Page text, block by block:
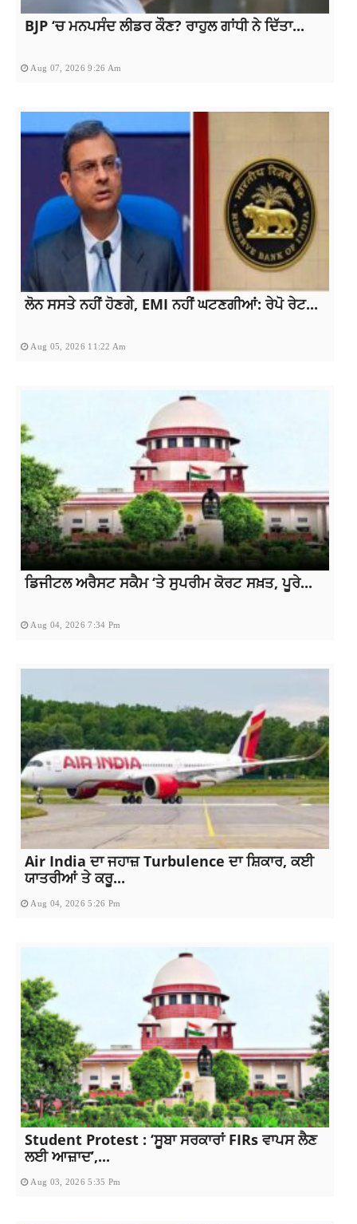
BJP ‘ਚ ਮਨਪਸੰਦ ਲੀਡਰ ਕੌਣ? ਰਾਹੁਲ ਗਾਂਧੀ ਨੇ ਦਿੱਤਾ...
Aug 07, 2026 9:26 Am
ਲੋਨ ਸਸਤੇ ਨਹੀਂ ਹੋਣਗੇ, EMI ਨਹੀਂ ਘਟਣਗੀਆਂ: ਰੇਪੋ ਰੇਟ...
Aug 05, 2026 11:22 Am
ਡਿਜੀਟਲ ਅਰੈਸਟ ਸਕੈਮ ‘ਤੇ ਸੁਪਰੀਮ ਕੋਰਟ ਸਖ਼ਤ, ਪੂਰੇ...
Aug 04, 2026 7:34 Pm
Air India ਦਾ ਜਹਾਜ਼ Turbulence ਦਾ ਸ਼ਿਕਾਰ, ਕਈ
ਯਾਤਰੀਆਂ ਤੇ ਕਰੂ...
Aug 04, 2026 5:26 Pm
Student Protest : ‘ਸੂਬਾ ਸਰਕਾਰਾਂ FIRs ਵਾਪਸ ਲੈਣ
ਲਈ ਆਜ਼ਾਦ’,...
Aug 03, 2026 5:35 Pm